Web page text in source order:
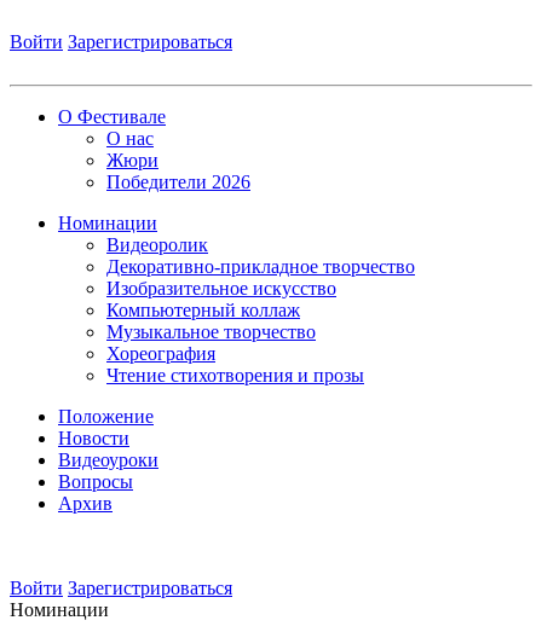
Войти Зарегистрироваться
О Фестивале
О нас
Жюри
Победители 2026
Номинации
Видеоролик
Декоративно-прикладное творчество
Изобразительное искусство
Компьютерный коллаж
Музыкальное творчество
Хореография
Чтение стихотворения и прозы
Положение
Новости
Видеоуроки
Вопросы
Архив
Войти Зарегистрироваться
Номинации